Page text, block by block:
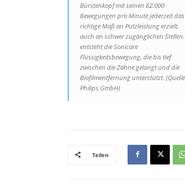
Bürstenkopf mit seinen 62.000
Bewegungen pro Minute jederzeit das
richtige Maß an Putzleistung erzielt,
auch an schwer zugänglichen Stellen.
entsteht die Sonicare
Flüssigkeitsbewegung, die bis tief
zwischen die Zähne gelangt und die
Biofilmentfernung unterstützt.
Philips GmbH)
Teilen